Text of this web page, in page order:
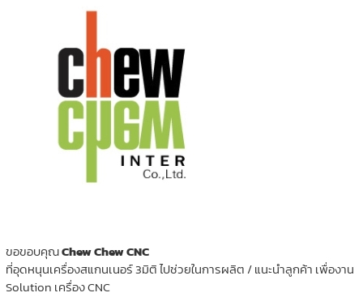
ขอขอบคุณChew Chew CNC
ที่อุดหนุนเครื่องสแกนเนอร์ 3มิติ ไปช่วยในการผลิต / แนะนำลูกค้า เพื่องาน
Solution เครื่อง CNC